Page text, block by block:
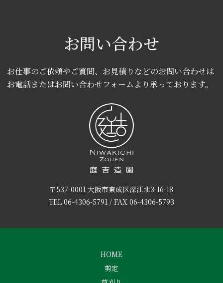
お問い合わせ
お仕事のご依頼やご質問、お見積りなどのお問い合わせは
お電話またはお問い合わせフォームより承っております。
〒537-0001 大阪市東成区深江北3-16-18
TEL06-4306-5791 / FAX 06-4306-5793
HOME
剪定